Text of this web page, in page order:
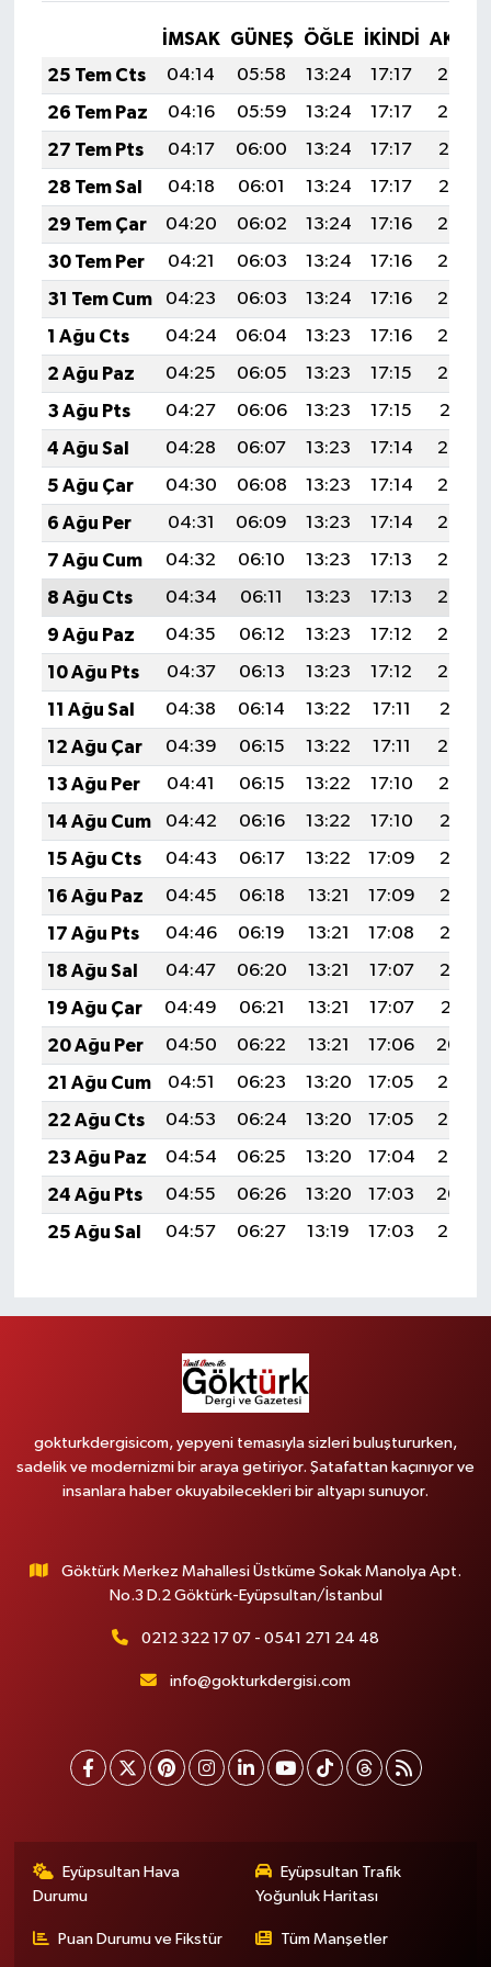
İMSAK GÜNEŞ ÖĞLE İKINDI
25 Tem Cts
04:14 05:58 13:24 17:17
20:39
26 Tem Paz
04:16 05:59 13:24 17:17
20:38
27 Tem Pts
04:17 06:00 13:24 17:17
20:37
28 Tem Sal
04:18 06:01 13:24 17:17
20:37
29 Tem Çar
04:20 06:02 13:24 17:16
20:36
30 Tem Per
04:21 06:03 13:24 17:16
20:35
31 Tem Cum
04:23 06:03 13:24 17:16
20:34
1 Ağu Cts
04:24 06:04 13:23 17:16
20:33
2 Ağu Paz
04:25 06:05 13:23 17:15
20:32
3 Ağu Pts
04:27 06:06 13:23 17:15
20:31
4 Ağu Sal
04:28 06:07 13:23 17:14
20:29
5 Ağu Çar
04:30 06:08 13:23 17:14
20:28
6 Ağu Per
04:31 06:09 13:23 17:14
20:27
7 Ağu Cum
04:32 06:10 13:23 17:13
20:26
8 Ağu Cts
04:34 06:11 13:23 17:13
20:25
9 Ağu Paz
04:35 06:12 13:23 17:12
20:24
10 Ağu Pts
04:37 06:13 13:23 17:12
20:22
11 Ağu Sal
04:38 06:14 13:22 17:11
20:21
12 Ağu Çar
04:39 06:15 13:22 17:11
20:20
13 Ağu Per
04:41 06:15 13:22 17:10
20:19
14 Ağu Cum
04:42 06:16 13:22 17:10
20:17
15 Ağu Cts
04:43 06:17 13:22 17:09
20:16
16 Ağu Paz
04:45 06:18 13:21 17:09
20:15
17 Ağu Pts
04:46 06:19 13:21 17:08
20:13
18 Ağu Sal
04:47 06:20 13:21 17:07
20:12
19 Ağu Çar
04:49 06:21 13:21 17:07
20:11
20 Ağu Per
04:50 06:22 13:21 17:06
20:09
21 Ağu Cum
04:51 06:23 13:20 17:05
20:08
22 Ağu Cts
04:53 06:24 13:20 17:05
20:06
23 Ağu Paz
04:54 06:25 13:20 17:04
20:05
24 Ağu Pts
04:55 06:26 13:20 17:03
20:04
25 Ağu Sal
04:57 06:27 13:19 17:03 20:02
gokturkdergisicom, yepyeni temasıyla sizleri buluştururken,
sadelik ve modernizmi bir araya getiriyor. Şatafattan kaçınıyor ve
insanlara haber okuyabilecekleri bir altyapı sunuyor.
Göktürk Merkez Mahallesi Üstküme Sokak Manolya Apt.
No.3 D.2 Göktürk-Eyüpsultan/İstanbul
0212 322 17 07 - 0541 271 24 48
info@gokturkdergisi.com
Eyüpsultan Hava
Durumu
Eyüpsultan Trafik
Yoğunluk Haritası
Puan Durumu ve Fikstür Tüm Manşetler